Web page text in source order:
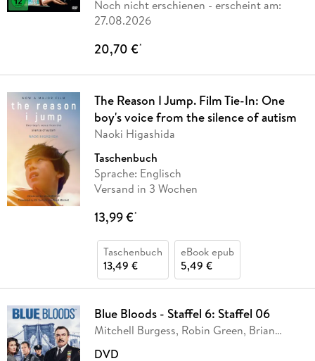
Noch nicht erschienen - erscheint am:
27.08.2026
20,70 €*
The Reason I Jump. Film Tie-In: One
boy's voice from the silence of autism
Naoki Higashida
Taschenbuch
Sprache: Englisch
Versand in 3 Wochen
13,99 €*
Taschenbuch
13,49 €
eBook epub
5,49 €
Blue Bloods - Staffel 6: Staffel 06
Mitchell Burgess, Robin Green, Brian
DVD